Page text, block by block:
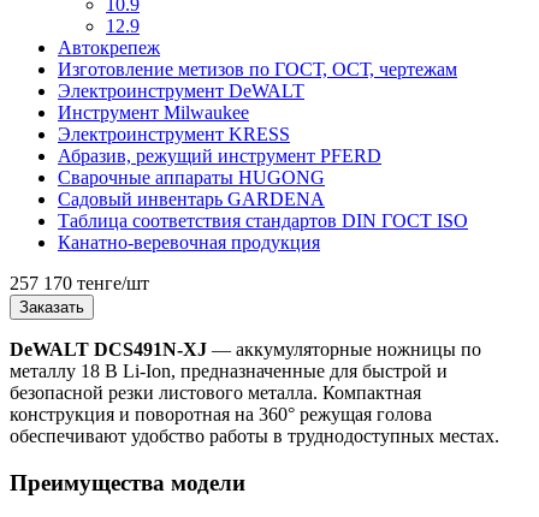
12.9
Автокрепеж
Изготовление метизов по ГОСТ, ОСТ, чертежам
Электроинструмент DeWALT
Инструмент Milwaukee
Электроинструмент KRESS
Абразив, режущий инструмент PFERD
Сварочные аппараты HUGONG
Садовый инвентарь GARDENA
Таблица соответствия стандартов DIN ГОСТ ISO
Канатно-веревочная продукция
257 170 тенге/шт
Заказать
DeWALT DCS491N-XJ — аккумуляторные ножницы по
металлу 18 В Li-Ion, предназначенные для быстрой и
безопасной резки листового металла. Компактная
конструкция и поворотная на 360° режущая голова
обеспечивают удобство работы в труднодоступных местах.
Преимущества модели